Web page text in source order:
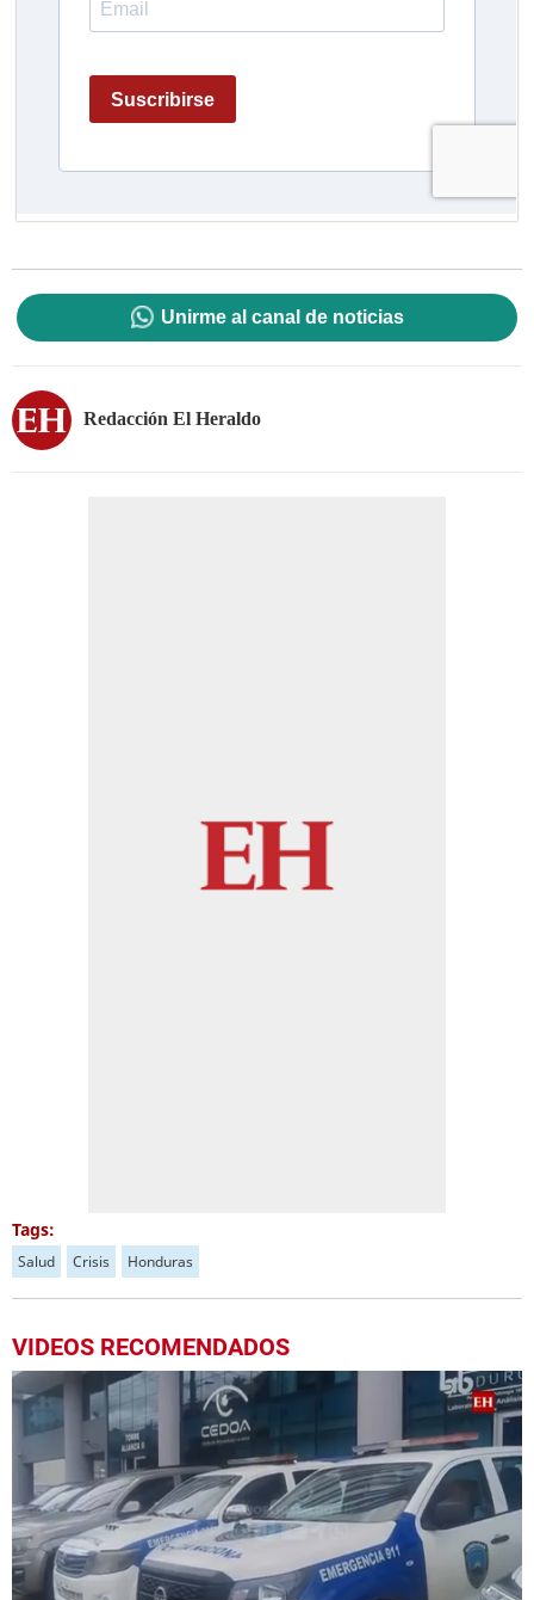
Unirme al canal de noticias
Redacción El Heraldo
Tags:
Salud Crisis Honduras
VIDEOS RECOMENDADOS